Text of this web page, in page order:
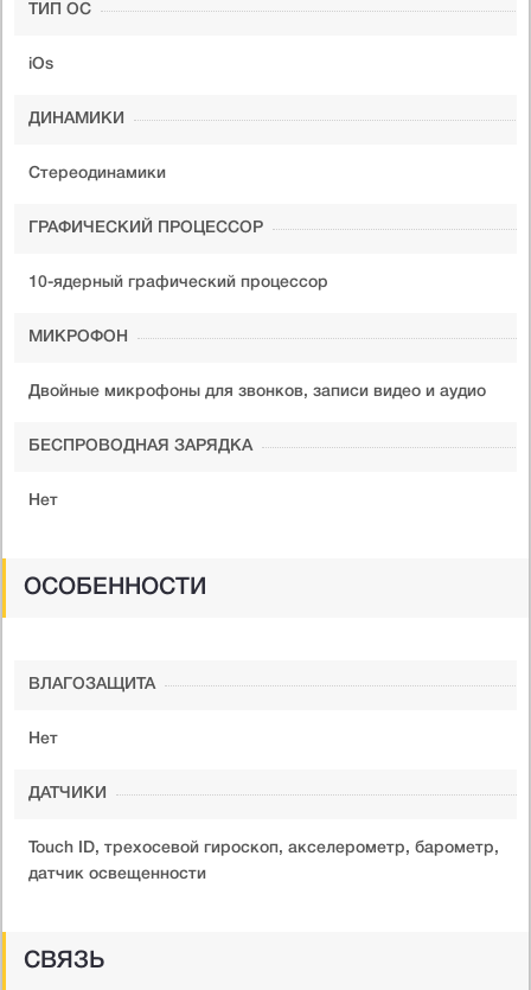
ТИП ОС
iOs
ДИНАМИКИ
Стереодинамики
ГРАФИЧЕСКИЙ ПРОЦЕССОР
10-ядерный графический процессор
МИКРОФОН
Двойные микрофоны для звонков, записи видео и аудио
БЕСПРОВОДНАЯ ЗАРЯДКА
Нет
ОСОБЕННОСТИ
ВЛАГОЗАЩИТА
Нет
ДАТЧИКИ
Touch ID, трехосевой гироскоп, акселерометр, барометр,
датчик освещенности
СВЯЗЬ